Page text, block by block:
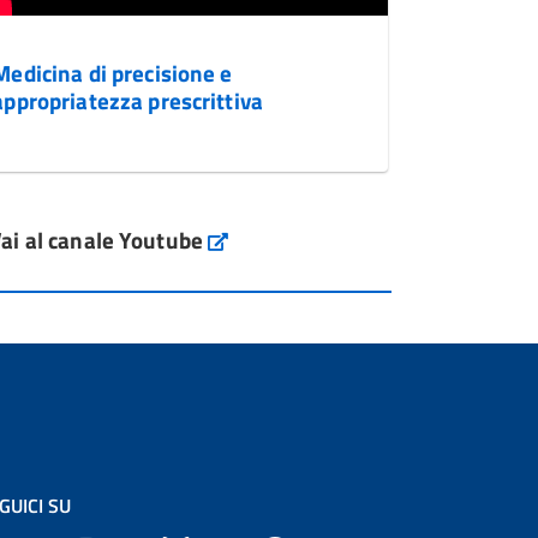
di precisione e
prescrittiva
al canale Youtube
SU